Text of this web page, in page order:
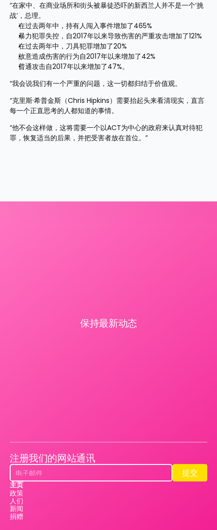
“在家中、在商业场所和街头被暴徒恐吓的新西兰人并不是一个‘挑
战’，总理。
在过去两年中，持有人闯入事件增加了465%
暴力犯罪失控，自2017年以来导致伤害的严重攻击增加了121%
在过去两年中，刀具犯罪增加了20%
故意造成伤害的行为自2017年以来增加了42%
普通攻击自2017年以来增加了47%。
“我会说我们有一个严重的问题，这一切都归结于价值观。
“克里斯·希普金斯（Chris Hipkins）需要抬起头来看清现实，直言
每一个正直思考的人都知道的事情。
“他不会这样做，这将需要一个以ACT为中心的政府来认真对待犯
罪，恢复适当的后果，并把受害者放在首位。”
保持最新动态
注册我们的网站通讯
提交
提交
主页
政策
人们
新闻
捐赠